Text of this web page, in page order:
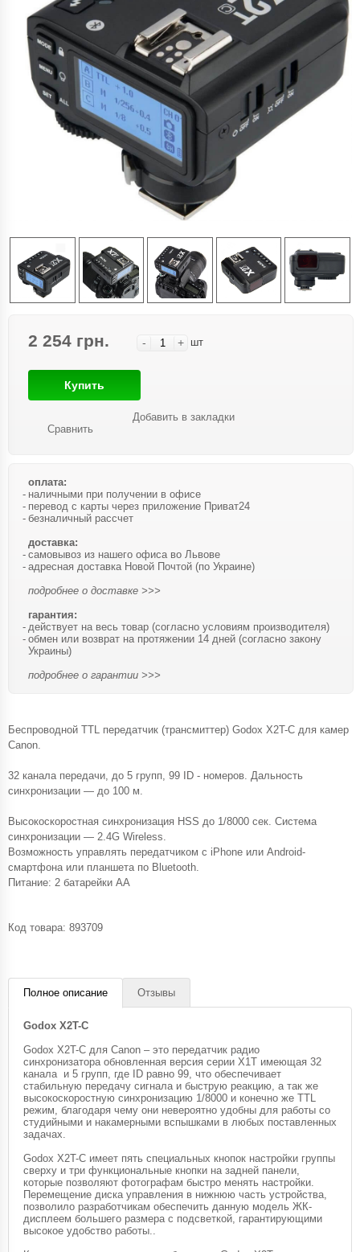
2 254 грн. - + шт
Купить
Сравнить
Добавить в закладки
оплата:
наличными при получении в офисе
перевод с карты через приложение Приват24
безналичный рассчет
доставка:
самовывоз из нашего офиса во Львове
адресная доставка Новой Почтой (по Украине)
подробнее о доставке >>>
гарантия:
действует на весь товар (согласно условиям производителя)
обмен или возврат на протяжении 14 дней (согласно закону
Украины)
подробнее о гарантии >>>
Беспроводной TTL передатчик (трансмиттер) Godox X2T-C для камер
Canon.
32 канала передачи, до 5 групп, 99 ID - номеров. Дальность
синхронизации — до 100 м.
Высокоскоростная синхронизация HSS до 1/8000 сек. Система
синхронизации — 2.4G Wireless.
Возможность управлять передатчиком с iPhone или Android-
смартфона или планшета по ​​​Bluetooth.
Питание: 2 батарейки AA
Код товара: 893709
Полное описание Отзывы
Godox X2T-C
Godox X2T-C для Canon – это передатчик радио
синхронизатора обновленная версия серии X1T имеющая 32
канала и 5 групп, где ID равно 99, что обеспечивает
стабильную передачу сигнала и быструю реакцию, а так же
высокоскоростную синхронизацию 1/8000 и конечно же TTL
режим, благодаря чему они невероятно удобны для работы со
студийными и накамерными вспышками в любых поставленных
задачах.
Godox X2T-C имеет пять специальных кнопок настройки группы
сверху и три функциональные кнопки на задней панели,
которые позволяют фотографам быстро менять настройки.
Перемещение диска управления в нижнюю часть устройства,
позволило разработчикам обеспечить данную модель ЖК-
дисплеем большего размера с подсветкой, гарантирующими
высокое удобство работы..